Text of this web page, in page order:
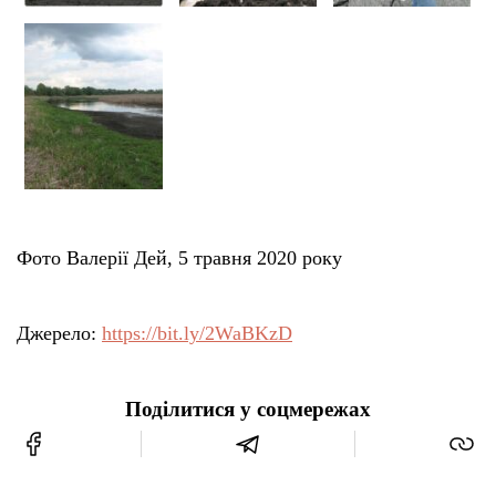
Фото Валерії Дей, 5 травня 2020 року
Джерело: https://bit.ly/2WaBKzD
Поділитися у соцмережах